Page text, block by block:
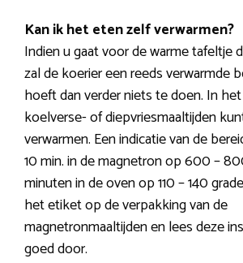
Kan ik het eten zelf verwarmen?
Indien u gaat voor de warme tafeltje
zal de koerier een reeds verwarmde
hoeft dan verder niets te doen. In
koelverse- of diepvriesmaaltijden
verwarmen. Een indicatie van de
10 min. in de magnetron op 600 –
minuten in de oven op 110 – 140
het etiket op de verpakking van de
magnetronmaaltijden en lees deze
goed door.